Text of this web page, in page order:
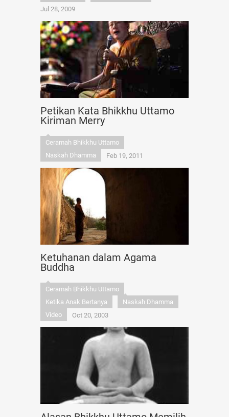
Jul 28, 2009
Petikan Kata Bhikkhu Uttamo
Kiriman Merry
Ceramah Bhikkhu Uttamo
Naskah Dhamma
Feb 19, 2011
Ketuhanan dalam Agama
Buddha
Ceramah Bhikkhu Uttamo
Ketika Anak Bertanya
Naskah Dhamma
Video
Oct 20, 2003